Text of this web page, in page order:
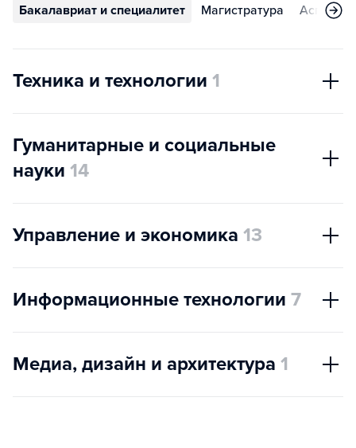
Бакалавриат и специалитет Магистратура
Техника и технологии 1
Гуманитарные и социальные
науки 14
Управление и экономика 13
Информационные технологии 7
Медиа, дизайн и архитектура 1